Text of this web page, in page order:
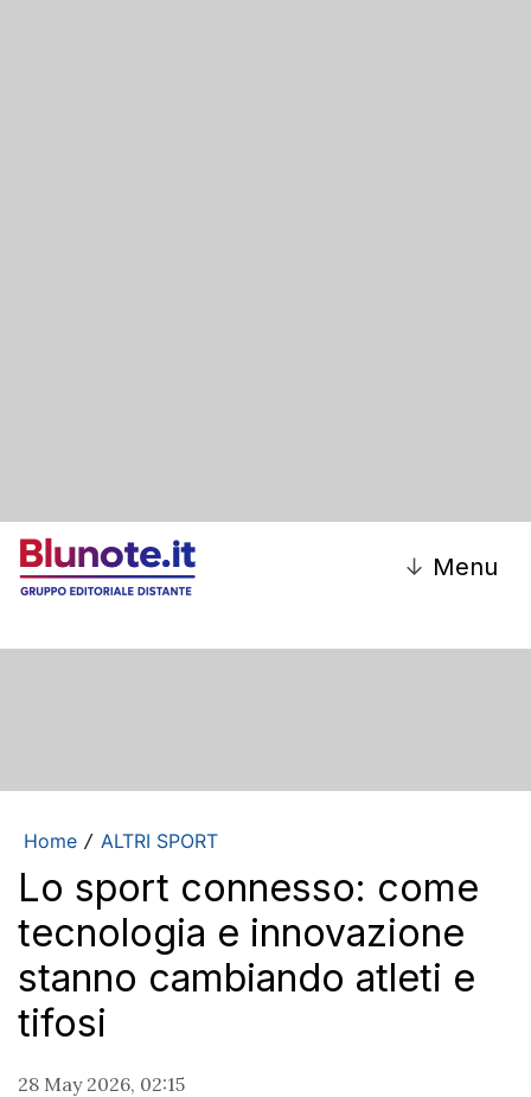
↓ Menu
Home / ALTRI SPORT
Lo sport connesso: come
tecnologia e innovazione
stanno cambiando atleti e
tifosi
28 May 2026, 02:15